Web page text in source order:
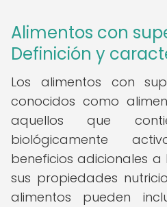
Alimentos con
Definición y
Los alimentos con
conocidos como
aquellos que
biológicamente
beneficios adicionales
sus propiedades
alimentos pueden